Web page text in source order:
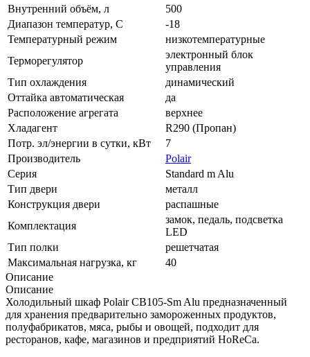
Внутренний объём, л
500
Диапазон температур, C
-18
Температурный режим
низкотемпературные
Терморегулятор
электронный блок
управления
Тип охлаждения
динамический
Оттайка автоматическая
да
Расположение агрегата
верхнее
Хладагент
R290 (Пропан)
Потр. эл/энергии в сутки, кВт
7
Производитель
Polair
Серия
Standard m Alu
Тип двери
металл
Конструкция двери
распашные
Комплектация
замок, педаль, подсветка
LED
Тип полки
решетчатая
Максимальная нагрузка, кг
40
Описание
Описание
Холодильный шкаф Polair CB105-Sm Alu предназначенный
для хранения предварительно замороженных продуктов,
полуфабрикатов, мяса, рыбы и овощей, подходит для
ресторанов, кафе, магазинов и предприятий HoReCa.